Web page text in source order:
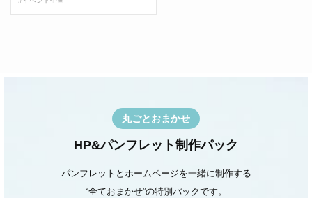
丸ごとおまかせ
HP&パンフレット制作パック
パンフレットとホームページを一緒に制作する
“全ておまかせ”の特別パックです。